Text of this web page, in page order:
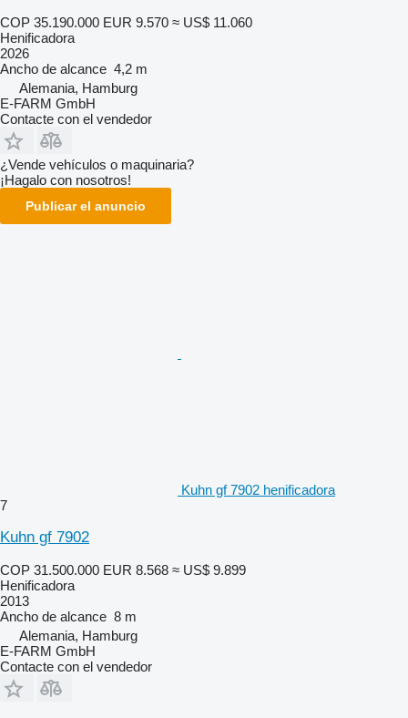
COP 35.190.000 EUR 9.570 ≈ US$ 11.060
Henificadora
2026
Ancho de alcance 4,2 m
Alemania, Hamburg
E-FARM GmbH
Contacte con el vendedor
¿Vende vehículos o maquinaria?
¡Hagalo con nosotros!
Publicar el anuncio
Kuhn gf 7902 henificadora
7
Kuhn gf 7902
COP 31.500.000 EUR 8.568 ≈ US$ 9.899
Henificadora
2013
Ancho de alcance 8 m
Alemania, Hamburg
E-FARM GmbH
Contacte con el vendedor